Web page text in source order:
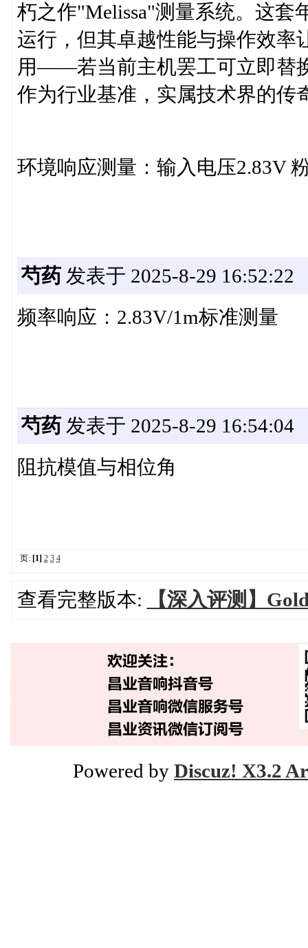
朽之作"Melissa"测量系统。这套
运行，但其卓越性能与操作效率
用——若当前主机罢工可立即替
作为行业基准，实属技术界的传
环境响应测量：输入电压2.83V
芍药发表于 2025-8-29 16:52:22
频率响应：2.83V/1m标准测量
芍药发表于 2025-8-29 16:54:04
阻抗模值与相位角
页: [1] 2 3 4
查看完整版本: 【深入评测】
Powered by Discuz! X3.2